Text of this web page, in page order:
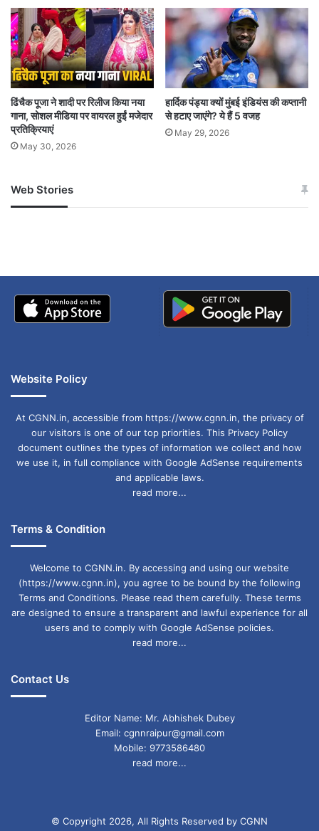
प्रतिक्रियाएं दे रहे हैं.
लोगों ने क्लास लगा दी
एक शख्स ने लिखा- इतना भी डिफेंड मत करो, गलत को भी
सही प्रूव करने में लगे हो. एक दूसरे शख्स ने लिखा- ‘मैं
आपकी बहुत रिस्पेक्ट करता था लेकिन ऐसी मानसिकता.’
है. ये श्रीराम को कभी नहीं समझ सकते. ये सिर्फ उनके नाम
से कुछ भी उत्पाद और भेदभाव मचा कर बचना चाहते हैं. सोनू
अज्ञानी से ज्यादा खतरनाक होता है अल्पज्ञानी
माता शबरी जी भगवान श्रीराम की अनन्य
जबकि भोजन में थूकने और मल-मूत्र मिलाने
का मूल कारण हैं पाक नापाक की सोच, हराम
फिल्म में रोल पाने के लिए कुछ भी करेंगे
ढिंचैक पूजा ने शादी पर रिलीज किया नया
गाना, सोशल मीडिया पर वायरल हुईं मजेदार
प्रतिक्रियाएं
May 30, 2026
हार्दिक पंड्या क्यों मुंबई इंडियंस की कप्तानी
से हटाए जाएंगे? ये हैं 5 वजह
May 29, 2026
Web Stories
जम्मू-कश्मीर में बारिश से
अपडेट
खाई में धक्का… आरोपियों ने
Website Policy
At CGNN.in, accessible from https://www.cgnn.in, the privacy of
our visitors is one of our top priorities. This Privacy Policy
document outlines the types of information we collect and how
we use it, in full compliance with Google AdSense requirements
and applicable laws.
read more...
Terms & Condition
Welcome to CGNN.in. By accessing and using our website
(https://www.cgnn.in), you agree to be bound by the following
Terms and Conditions. Please read them carefully. These terms
are designed to ensure a transparent and lawful experience for all
users and to comply with Google AdSense policies.
read more...
Contact Us
Editor Name: Mr. Abhishek Dubey
Email: cgnnraipur@gmail.com
Mobile: 9773586480
read more...
© Copyright 2026, All Rights Reserved by CGNN